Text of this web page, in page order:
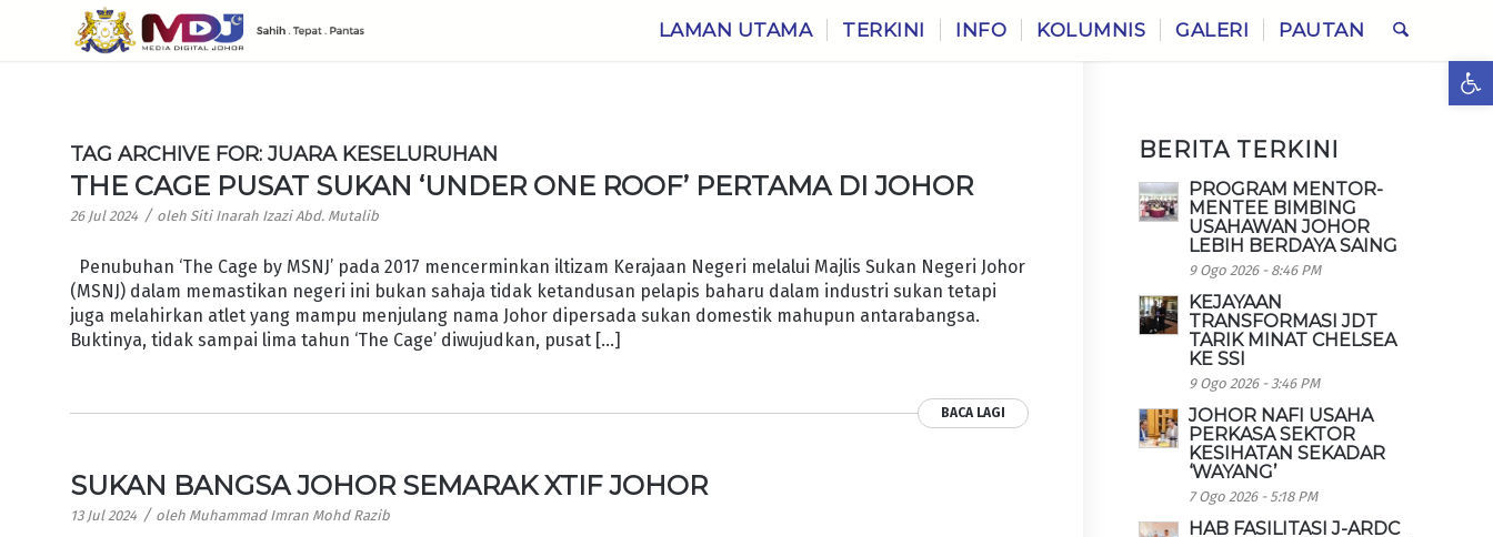
LAMAN UTAMA TERKINI INFO KOLUMNIS GALERI PAUTAN
TAG ARCHIVE FOR:JUARA KESELURUHAN
THE CAGE PUSAT SUKAN ‘UNDER ONE ROOF’ PERTAMA DI JOHOR
26 Jul 2024 / oleh Siti Inarah Izazi Abd. Mutalib
Penubuhan ‘The Cage by MSNJ’ pada 2017 mencerminkan iltizam Kerajaan Negeri melalui Majlis Sukan Negeri Johor
(MSNJ) dalam memastikan negeri ini bukan sahaja tidak ketandusan pelapis baharu dalam industri sukan tetapi
juga melahirkan atlet yang mampu menjulang nama Johor dipersada sukan domestik mahupun antarabangsa.
Buktinya, tidak sampai lima tahun ‘The Cage’ diwujudkan, pusat […]
BACA LAGI
SUKAN BANGSA JOHOR SEMARAK XTIF JOHOR
13 Jul 2024 / oleh Muhammad Imran Mohd Razib
BERITA TERKINI
PROGRAM MENTOR-
MENTEE BIMBING
USAHAWAN JOHOR
LEBIH BERDAYA SAING
9 Ogo 2026 - 8:46 PM
KEJAYAAN
TRANSFORMASI JDT
TARIK MINAT CHELSEA
KE SSI
9 Ogo 2026 - 3:46 PM
JOHOR NAFI USAHA
PERKASA SEKTOR
KESIHATAN SEKADAR
‘WAYANG’
7 Ogo 2026 - 5:18 PM
HAB FASILITASI J-ARDC